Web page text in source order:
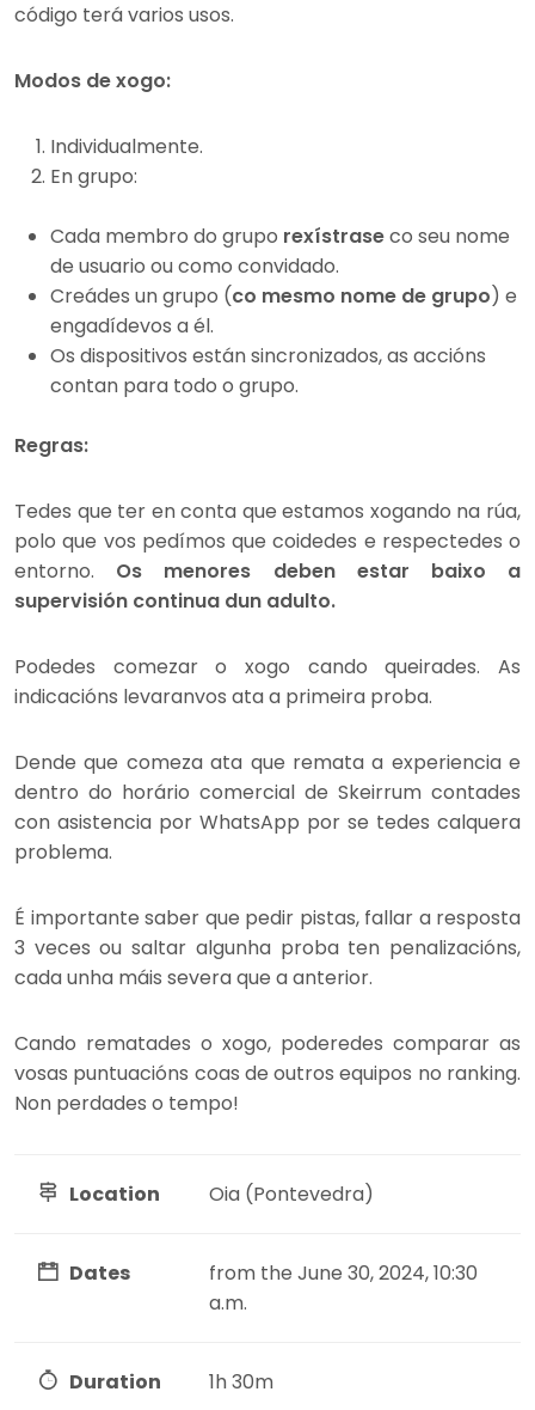
código terá varios usos.
Modos de xogo:
Individualmente.
En grupo:
Cada membro do grupo rexístraseco seu nome
de usuario ou como convidado.
Creádes un grupo (co mesmo nome de grupo) e
engadídevos a él.
Os dispositivos están sincronizados, as accións
contan para todo o grupo.
Regras:
Tedes que ter en conta que estamos xogando na rúa,
polo que vos pedímos que coidedes e respectedes o
entorno. Os menores deben estar baixo a
supervisión continua dun adulto.
Podedes comezar o xogo cando queirades. As
indicacións levaranvos ata a primeira proba.
Dende que comeza ata que remata a experiencia e
dentro do horário comercial de Skeirrum contades
con asistencia por WhatsApp por se tedes calquera
problema.
É importante saber que pedir pistas, fallar a resposta
3 veces ou saltar algunha proba ten penalizacións,
cada unha máis severa que a anterior.
Cando rematades o xogo, poderedes comparar as
vosas puntuacións coas de outros equipos no ranking.
Non perdades o tempo!
Location Oia (Pontevedra)
Dates
from the June 30, 2024, 10:30
a.m.
Duration 1h 30m